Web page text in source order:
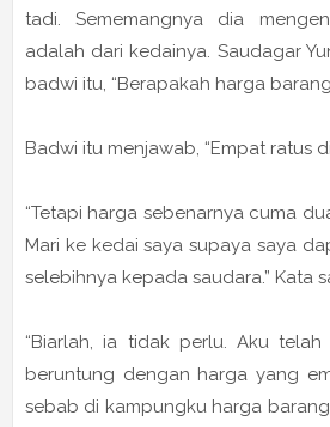
tadi. Sememangnya dia
adalah dari kedainya. Saudagar
badwi itu, “Berapakah harga
Badwi itu menjawab, “Empat ratus
“Tetapi harga sebenarnya cuma
Mari ke kedai saya supaya saya
selebihnya kepada saudara.” Kata
“Biarlah, ia tidak perlu. Aku
beruntung dengan harga yang
sebab di kampungku harga